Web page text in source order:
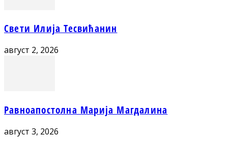
Свети Илија Тесвићанин
август 2, 2026
Равноапостолна Марија Магдалина
август 3, 2026